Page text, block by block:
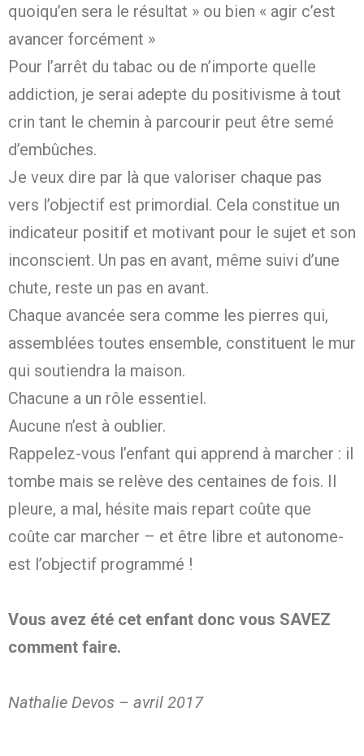
quoiqu’en sera le résultat » ou bien « agir c’est
avancer forcément »
Pour l’arrêt du tabac ou de n’importe quelle
addiction, je serai adepte du positivisme à tout
crin tant le chemin à parcourir peut être semé
d’embûches.
Je veux dire par là que valoriser chaque pas
vers l’objectif est primordial. Cela constitue un
indicateur positif et motivant pour le sujet et son
inconscient. Un pas en avant, même suivi d’une
chute, reste un pas en avant.
Chaque avancée sera comme les pierres qui,
assemblées toutes ensemble, constituent le mur
qui soutiendra la maison.
Chacune a un rôle essentiel.
Aucune n’est à oublier.
Rappelez-vous l’enfant qui apprend à marcher : il
tombe mais se relève des centaines de fois. Il
pleure, a mal, hésite mais repart coûte que
coûte car marcher – et être libre et autonome-
est l’objectif programmé !
Vous avez été cet enfant donc vous SAVEZ
comment faire.
Nathalie Devos – avril 2017